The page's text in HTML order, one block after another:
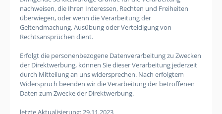
nachweisen, die Ihren Interessen, Rechten und Freiheiten
überwiegen, oder wenn die Verarbeitung der
Geltendmachung, Ausübung oder Verteidigung von
Rechtsansprüchen dient.
Erfolgt die personenbezogene Datenverarbeitung zu Zwecken
der Direktwerbung, können Sie dieser Verarbeitung jederzeit
durch Mitteilung an uns widersprechen. Nach erfolgtem
Widerspruch beenden wir die Verarbeitung der betroffenen
Daten zum Zwecke der Direktwerbung.
letzte Aktualisierung: 29.11.2023